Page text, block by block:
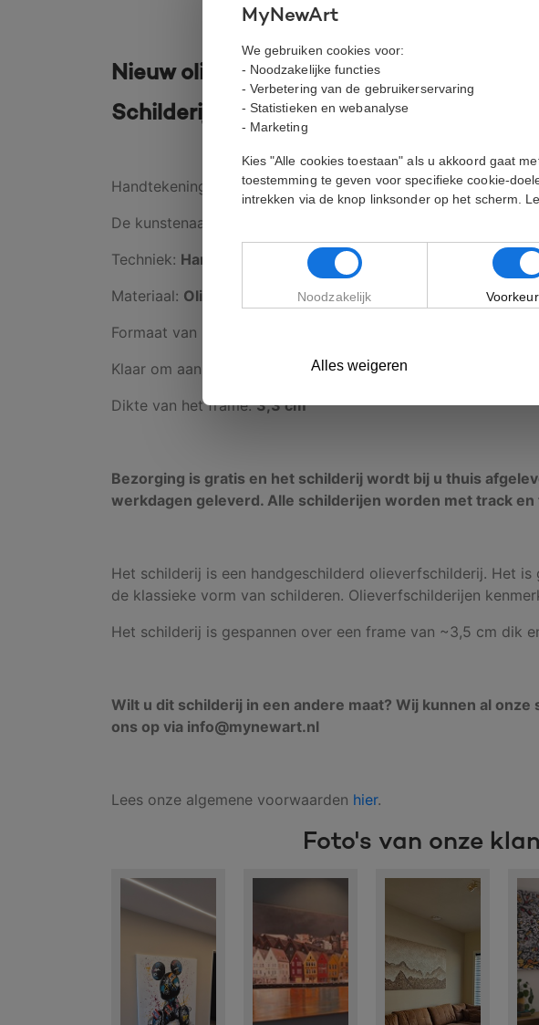
Nieuw olieverfschilderij. Klaar voor
Schilderij – Chimpanzee: No See, No
Handtekening:
Gesigneerd door de kunstenaar
De kunstenaar:
Techniek: Handgeschilderd
Materiaal: Olieverfschilderij
Formaat van het schilderij:
Klaar om aan de muur te hangen: Ja (Het canvas is om een
Dikte van het frame:3,3 cm
Bezorging is gratis en het schilderij wordt bij u thuis
werkdagen geleverd. Alle schilderijen worden met track
Het schilderij is een handgeschilderd olieverfschilderij. Het
de klassieke vorm van schilderen. Olieverfschilderijen
Het schilderij is gespannen over een frame van ~3,5 cm dik
Wilt u dit schilderij in een andere maat? Wij kunnen al
ons op via info@mynewart.nl
Lees onze algemene voorwaarden hier.
Foto's van onze
MyNewArt
We gebruiken cookies voor:
- Noodzakelijke functies
- Verbetering van de gebruikerservaring
- Statistieken en webanalyse
- Marketing
Kies "Alle cookies toestaan" als u akkoord gaat
toestemming te geven voor specifieke cookie-
intrekken via de knop linksonder op het scherm.
Noodzakelijk
Alles weigeren